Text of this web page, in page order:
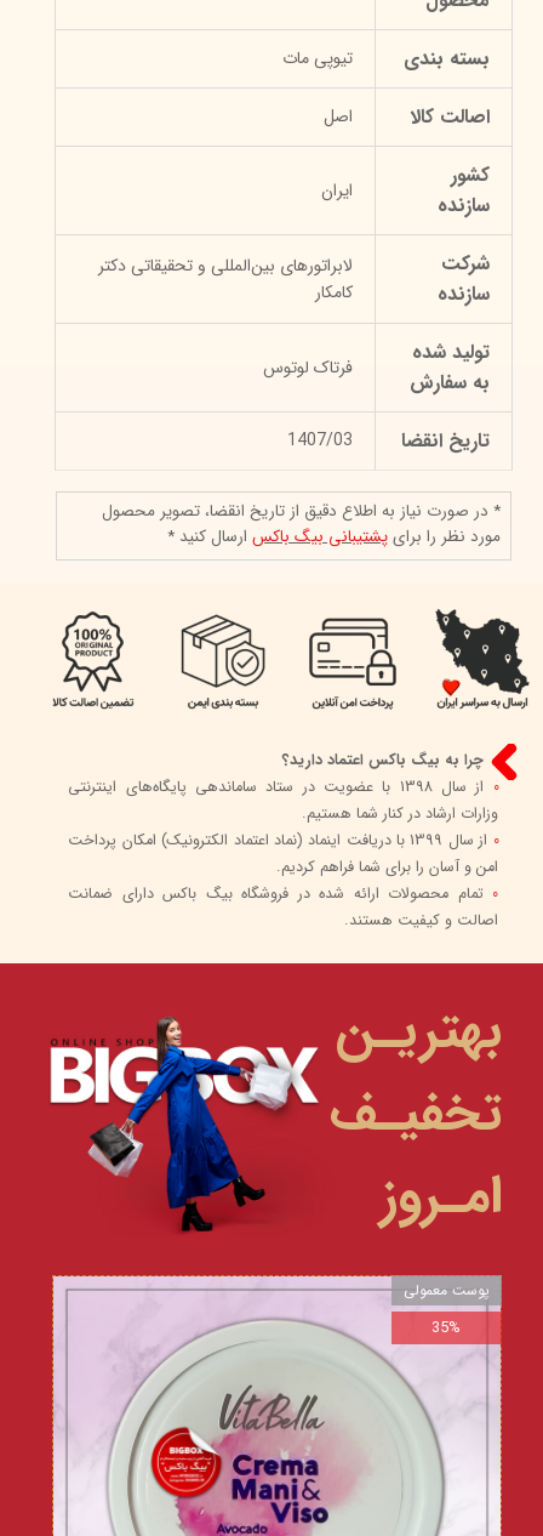
بسته بندی
تیوپی مات
اصالت کالا اصل
کشور
سازنده
ایران
شرکت
سازنده
لابراتورهای بین‌المللی و تحقیقاتی دکتر
کامکار
تولید شده
به سفارش
فرتاک لوتوس
تاریخ انقضا 1407/03
* در صورت نیاز به اطلاع دقیق از تاریخ انقضا، تصویر محصول
مورد نظر را برایپشتیبانی بیگ باکسارسال کنید *
چرا به بیگ باکس اعتماد دارید؟
0
از سال 1398 با عضویت در ستاد ساماندهی پایگاه‌های اینترنتی
وزارات ارشاد در کنار شما هستیم.
0
از سال 1399 با دریافت اینماد (نماد اعتماد الکترونیک) امکان پرداخت
امن و آسان را برای شما فراهم کردیم.
0 تمام محصولات ارائه شده در فروشگاه بیگ باکس دارای ضمانت
اصالت و کیفیت هستند.
بهتریـن
تخفیـف
امـروز
پوست معمولی
35%